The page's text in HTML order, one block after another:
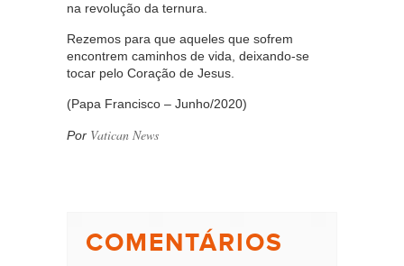
na revolução da ternura.
Rezemos para que aqueles que sofrem
encontrem caminhos de vida, deixando-se
tocar pelo Coração de Jesus.
(Papa Francisco – Junho/2020)
Por Vatican News
COMENTÁRIOS